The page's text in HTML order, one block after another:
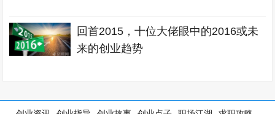
回首2015，十位大佬眼中的2016或未
来的创业趋势